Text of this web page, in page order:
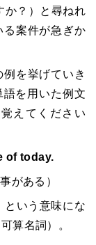
か？）と尋ねれ
る案件が急ぎか
を挙げていき
を用いた例文
えてください
of today.
がある）
という意味にな
算名詞）。